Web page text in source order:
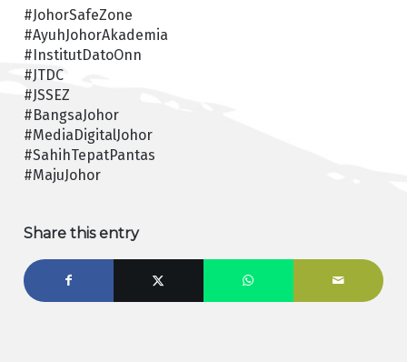
#JohorSafeZone
#AyuhJohorAkademia
#InstitutDatoOnn
#JTDC
#JSSEZ
#BangsaJohor
#MediaDigitalJohor
#SahihTepatPantas
#MajuJohor
Share this entry